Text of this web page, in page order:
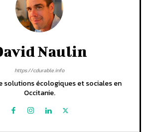
Naulin
https://cdurable.info
solutions écologiques et sociales en
Occitanie.